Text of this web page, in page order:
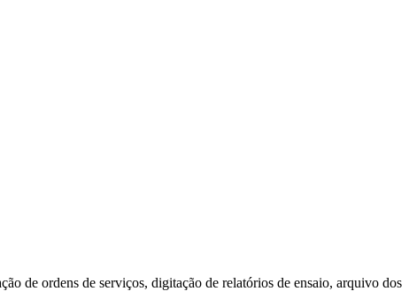
de ordens de serviços, digitação de relatórios de ensaio, arquivo dos